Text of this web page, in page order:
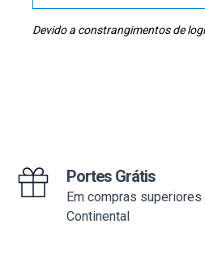
Devido a constrangimentos de
Portes Grátis
Em compras
Continental